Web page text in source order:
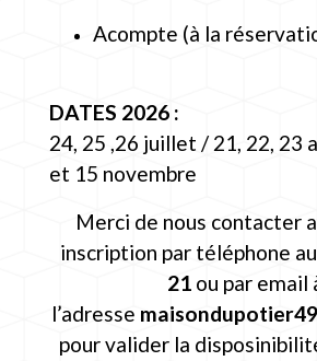
Acompte (à la
DATES 2026 :
24, 25 ,26 juillet / 21, 22, 23
et 15 novembre
Merci de nous contacter
inscription par téléphone au
21ou par email
l’adresse
pour valider la